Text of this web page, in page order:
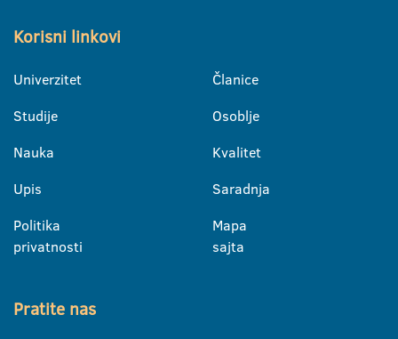
Korisni linkovi
Univerzitet
Studije
Nauka
Upis
Politika
privatnosti
Članice
Osoblje
Kvalitet
Saradnja
Mapa
sajta
Pratite nas